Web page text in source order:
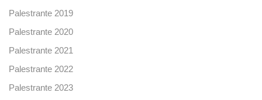
Palestrante 2019
Palestrante 2020
Palestrante 2021
Palestrante 2022
Palestrante 2023